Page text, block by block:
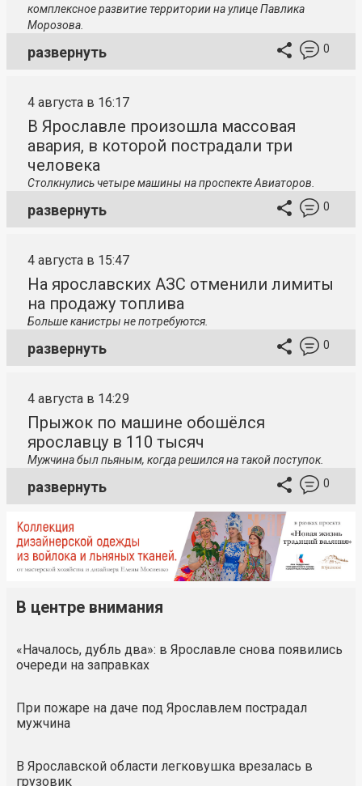
комплексное развитие территории на улице Павлика
Морозова.
развернуть 0
4 августа в 16:17
В Ярославле произошла массовая
авария, в которой пострадали три
человека
Столкнулись четыре машины на проспекте Авиаторов.
развернуть 0
4 августа в 15:47
На ярославских АЗС отменили лимиты
на продажу топлива
Больше канистры не потребуются.
развернуть 0
4 августа в 14:29
Прыжок по машине обошёлся
ярославцу в 110 тысяч
Мужчина был пьяным, когда решился на такой поступок.
развернуть 0
В центре внимания
«Началось, дубль два»: в Ярославле снова появились
очереди на заправках
При пожаре на даче под Ярославлем пострадал
мужчина
В Ярославской области легковушка врезалась в
грузовик